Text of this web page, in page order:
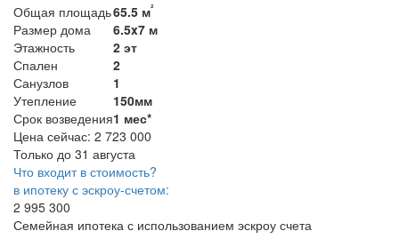
Общая площадь65.5 м²
Размер дома
6.5x7 м
Этажность
2 эт
Спален
2
Санузлов
1
Утепление
150мм
Срок возведения1 мес*
Цена сейчас: 2 723 000
Только до 31 августа
Что входит в стоимость?
в ипотеку с эскроу-счетом:
2 995 300
Семейная ипотека с использованием эскроу счета